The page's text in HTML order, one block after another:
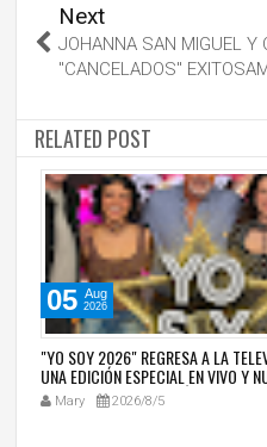
Next
JOHANNA SAN MIGUEL Y
"CANCELADOS"
RELATED POST
05 Aug
2026
"YO SOY 2026" REGRESA A LA
UNA EDICIÓN ESPECIAL EN VIVO Y
SORPRESAS PARA EL PÚBLICO
Mary 2026/8/5